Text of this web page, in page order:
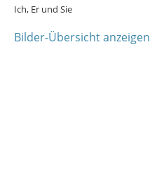
Ich, Er und Sie
Bilder-Übersicht anzeigen